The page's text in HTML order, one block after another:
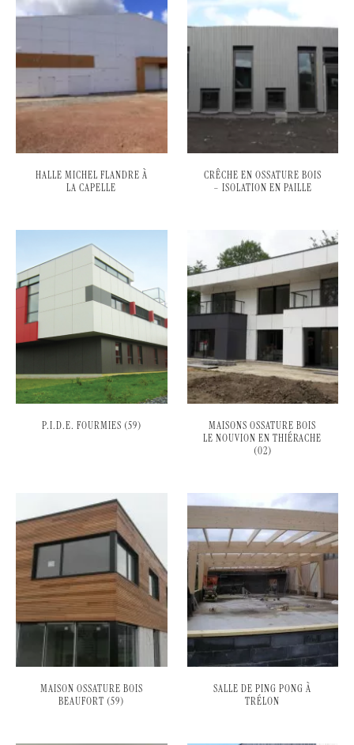
HALLE MICHEL FLANDRE À
LA CAPELLE
CRÊCHE EN OSSATURE BOIS
– ISOLATION EN PAILLE
P.I.D.E. FOURMIES (59)
MAISONS OSSATURE BOIS
LE NOUVION EN THIÉRACHE
(02)
MAISON OSSATURE BOIS
BEAUFORT (59)
SALLE DE PING PONG À
TRÉLON